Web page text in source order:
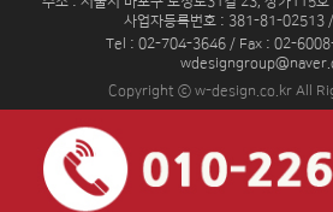
사업자등록번호 : 381-81-02513
Tel : 02-704-3646 / Fax : 02-
Copyright ⓒ w-design.co.kr All